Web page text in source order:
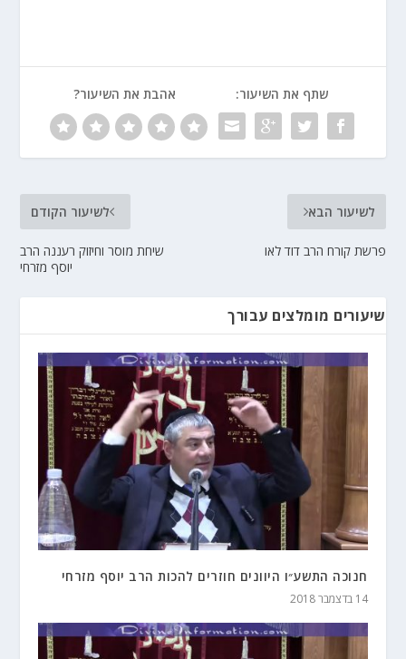
שתף את השיעור: אהבת את השיעור?
לשיעור הקודם
שיחת מוסר וחיזוק רעננה הרב
יוסף מזרחי
לשיעור הבא
פרשת קורח הרב דוד לאו
שיעורים מומלצים עבורך
חנוכה התשע״ו היוונים חוזרים להכות הרב יוסף מזרחי
14 בדצמבר 2018